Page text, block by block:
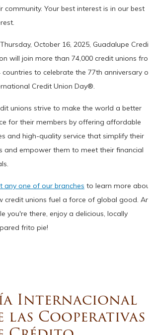
community. Your best interest is in our best
October 16, 2025, Guadalupe Credit
will join more than 74,000 credit unions
countries to celebrate the 77th anniversary of
Credit Union Day®.
unions strive to make the world a better
for their members by offering affordable
and high-quality service that simplify their
and empower them to meet their financial
any one of our branches to learn more about
credit unions fuel a force of global good.
you're there, enjoy a delicious, locally
frito pie!
Internacional
las Cooperativas